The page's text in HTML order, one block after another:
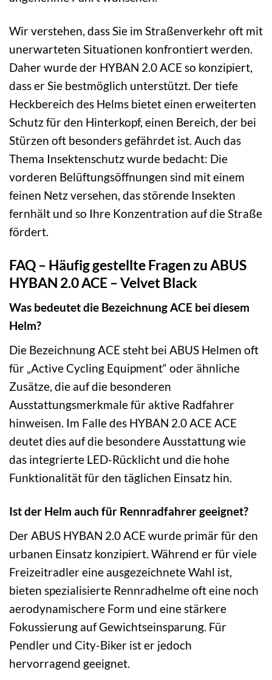
Wir verstehen, dass Sie im Straßenverkehr oft mit
unerwarteten Situationen konfrontiert werden.
Daher wurde der HYBAN 2.0 ACE so konzipiert,
dass er Sie bestmöglich unterstützt. Der tiefe
Heckbereich des Helms bietet einen erweiterten
Schutz für den Hinterkopf, einen Bereich, der bei
Stürzen oft besonders gefährdet ist. Auch das
Thema Insektenschutz wurde bedacht: Die
vorderen Belüftungsöffnungen sind mit einem
feinen Netz versehen, das störende Insekten
fernhält und so Ihre Konzentration auf die Straße
fördert.
FAQ – Häufig gestellte Fragen zu ABUS
HYBAN 2.0 ACE – Velvet Black
Was bedeutet die Bezeichnung ACE bei diesem
Helm?
Die Bezeichnung ACE steht bei ABUS Helmen oft
für „Active Cycling Equipment“ oder ähnliche
Zusätze, die auf die besonderen
Ausstattungsmerkmale für aktive Radfahrer
hinweisen. Im Falle des HYBAN 2.0 ACE ACE
deutet dies auf die besondere Ausstattung wie
das integrierte LED-Rücklicht und die hohe
Funktionalität für den täglichen Einsatz hin.
Ist der Helm auch für Rennradfahrer geeignet?
Der ABUS HYBAN 2.0 ACE wurde primär für den
urbanen Einsatz konzipiert. Während er für viele
Freizeitradler eine ausgezeichnete Wahl ist,
bieten spezialisierte Rennradhelme oft eine noch
aerodynamischere Form und eine stärkere
Fokussierung auf Gewichtseinsparung. Für
Pendler und City-Biker ist er jedoch
hervorragend geeignet.